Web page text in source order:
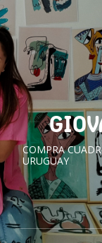
COMPRA
URUGUAY